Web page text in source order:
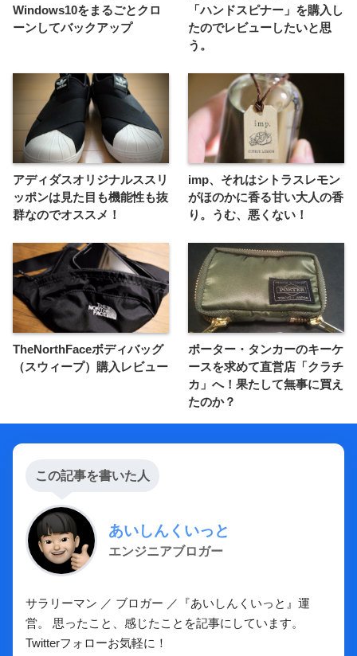
Windows10をまるごとクロ
ーンしてバックアップ
「ハンドスピナー」を購入し
たのでレビューしたいと思
う。
アディダスオリジナルススリ
ッポンは見た目も機能性も抜
群なのでオススメ！
imp、それはシトラスレモン
がほのかに香る甘い大人の香
り。うむ、悪くない！
TheNorthFaceボディバッグ
（スウィープ）購入レビュー
ポーター・タンカーのキーケ
ースを求めて直営店「クラチ
カ」へ！果たして無事に買え
たのか？
この記事を書いた人
あいしんくいっと
エンジニアブロガー
サラリーマン ／ ブロガー ／『あいしんくいっと』運
営。 思ったこと、感じたことを記事にしています。
Twitterフォローお気軽に！